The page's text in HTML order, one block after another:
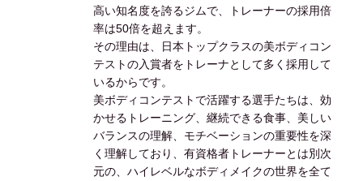
高い知名度を誇るジムで、トレーナーの採用倍
率は50倍を超えます。
その理由は、日本トップクラスの美ボディコン
テストの入賞者をトレーナとして多く採用して
いるからです。
美ボディコンテストで活躍する選手たちは、効
かせるトレーニング、継続できる食事、美しい
バランスの理解、モチベーションの重要性を深
く理解しており、有資格者トレーナーとは別次
元の、ハイレベルなボディメイクの世界を全て